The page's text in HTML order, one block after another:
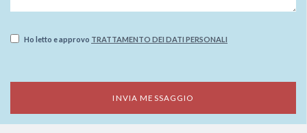
Ho letto e approvo TRATTAMENTO DEI DATI PERSONALI